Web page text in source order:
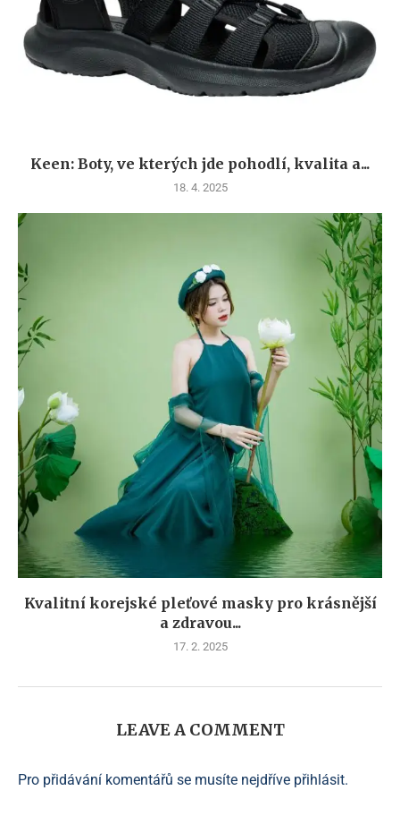
Keen: Boty, ve kterých jde pohodlí, kvalita a...
18. 4. 2025
Kvalitní korejské pleťové masky pro krásnější
a zdravou...
17. 2. 2025
LEAVE A COMMENT
Pro přidávání komentářů se musíte nejdříve přihlásit.